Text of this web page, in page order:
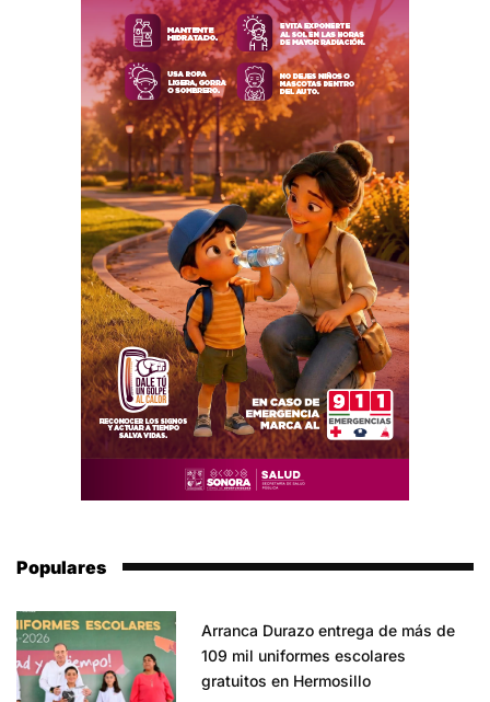
Populares
Arranca Durazo entrega de más de
109 mil uniformes escolares
gratuitos en Hermosillo